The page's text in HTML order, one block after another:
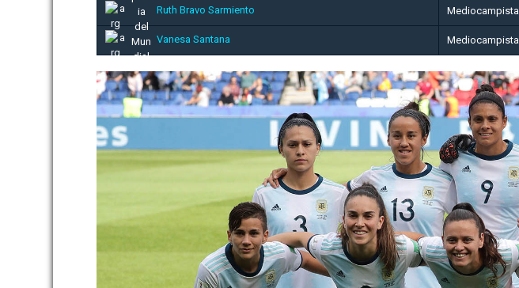
Ruth Bravo Sarmiento Mediocampista
Vanesa Santana Mediocampista